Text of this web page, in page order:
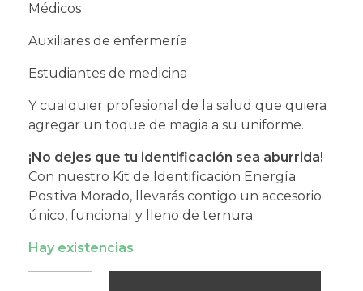
Médicos
Auxiliares de enfermería
Estudiantes de medicina
Y cualquier profesional de la salud que quiera
agregar un toque de magia a su uniforme.
¡No dejes que tu identificación sea aburrida!
Con nuestro Kit de Identificación Energía
Positiva Morado, llevarás contigo un accesorio
único, funcional y lleno de ternura.
Hay existencias